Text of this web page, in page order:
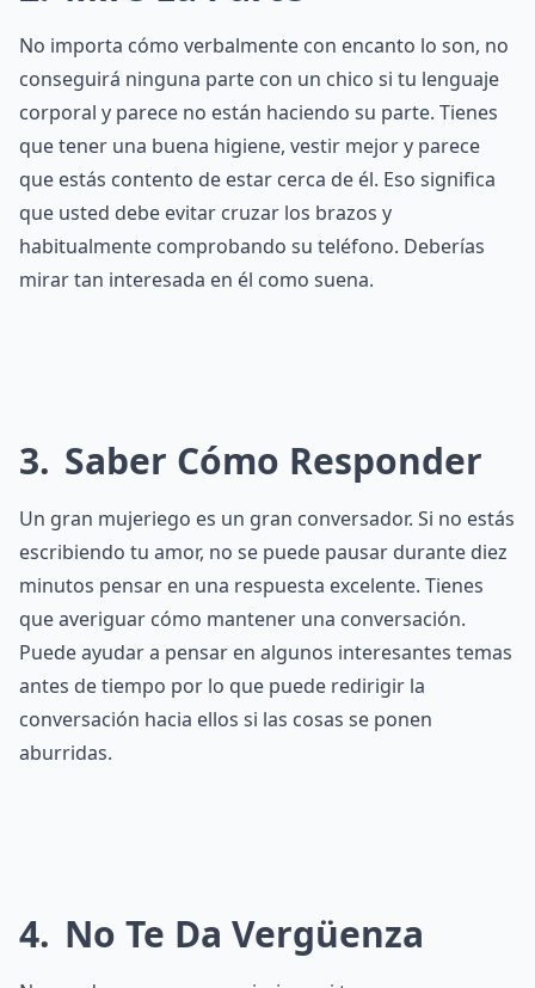
No importa cómo verbalmente con encanto lo son, no
conseguirá ninguna parte con un chico si tu lenguaje
corporal y parece no están haciendo su parte. Tienes
que tener una buena higiene, vestir mejor y parece
que estás contento de estar cerca de él. Eso significa
que usted debe evitar cruzar los brazos y
habitualmente comprobando su teléfono. Deberías
mirar tan interesada en él como suena.
3 Saber Cómo Responder
Un gran mujeriego es un gran conversador. Si no estás
escribiendo tu amor, no se puede pausar durante diez
minutos pensar en una respuesta excelente. Tienes
que averiguar cómo mantener una conversación.
Puede ayudar a pensar en algunos interesantes temas
antes de tiempo por lo que puede redirigir la
conversación hacia ellos si las cosas se ponen
aburridas.
4 No Te Da Vergüenza